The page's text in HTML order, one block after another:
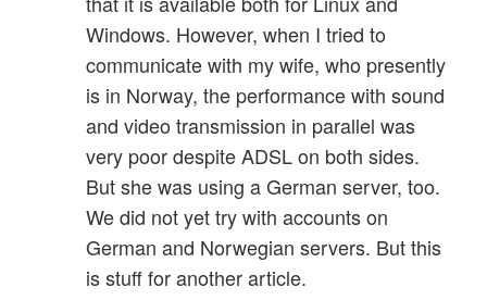
Windows. However, when I tried to
communicate with my wife, who presently
is in Norway, the performance with sound
and video transmission in parallel was
very poor despite ADSL on both sides.
But she was using a German server, too.
We did not yet try with accounts on
German and Norwegian servers. But this
is stuff for another article.